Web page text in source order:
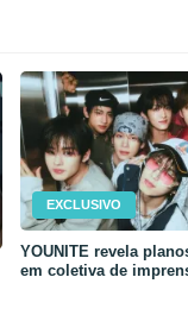
EXCLUSIVO
YOUNITE revela
em coletiva de